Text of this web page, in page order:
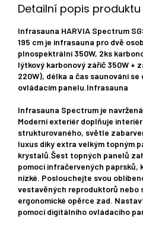
Detailní popis produktu
Infrasauna HARVIA Spectrum
195 cm je infrasauna pro dvě
plnospektrální 350W, 2ks
lýtkový karbonový zářič 350W +
220W), délka a čas saunování
ovládacím panelu.Infrasauna
Infrasauna Spectrum je
Moderní exteriér doplňuje
strukturovaného, světle
luxus díky extra velkým topným
krystalů.Šest topných panelů
pomocí infračervených paprsků,
nízké. Poslouchejte svou
vestavěných reproduktorů nebo
ergonomické opěrce zad.
pomocí digitálního ovládacího